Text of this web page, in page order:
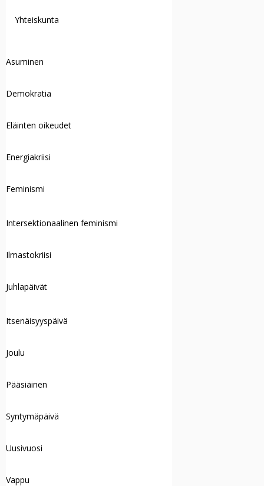
Yhteiskunta
Asuminen
Demokratia
Eläinten oikeudet
Energiakriisi
Feminismi
Intersektionaalinen feminismi
Ilmastokriisi
Juhlapäivät
Itsenäisyyspäivä
Joulu
Pääsiäinen
Syntymäpäivä
Uusivuosi
Vappu